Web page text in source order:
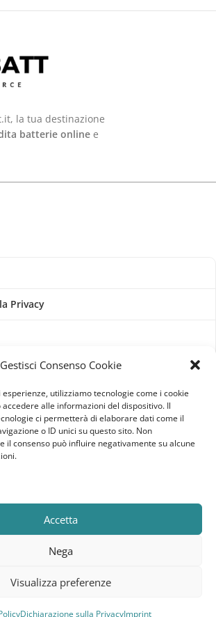
Gestisci Consenso Cookie
utilizziamo tecnologie come i cookie
alle informazioni del dispositivo. Il
ci permetterà di elaborare dati come il
o ID unici su questo sito. Non
il consenso può influire negativamente su alcune
Accetta
Nega
Visualizza preferenze
Dichiarazione sulla PrivacyImprint
la tua destinazione
batterie online e
Privacy
Industriali